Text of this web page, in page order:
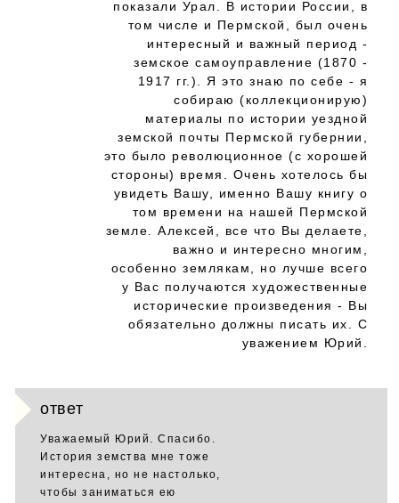
показали Урал. В истории России, в
том числе и Пермской, был очень
интересный и важный период -
земское самоуправление (1870 -
1917 гг.). Я это знаю по себе - я
собираю (коллекционирую)
материалы по истории уездной
земской почты Пермской губернии,
это было революционное (с хорошей
стороны) время. Очень хотелось бы
увидеть Вашу, именно Вашу книгу о
том времени на нашей Пермской
земле. Алексей, все что Вы делаете,
важно и интересно многим,
особенно землякам, но лучше всего
у Вас получаются художественные
исторические произведения - Вы
обязательно должны писать их. С
уважением Юрий.
ответ
Уважаемый Юрий. Спасибо.
История земства мне тоже
интересна, но не настолько,
чтобы заниматься ею